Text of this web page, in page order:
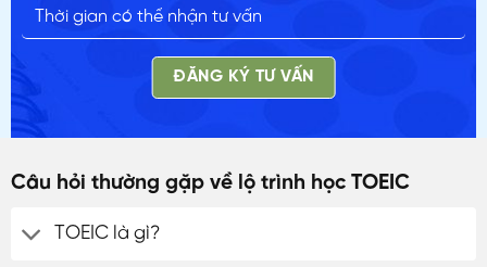
ĐĂNG KÝ TƯ VẤN
Câu hỏi thường gặp về lộ trình học TOEIC
TOEIC là gì?